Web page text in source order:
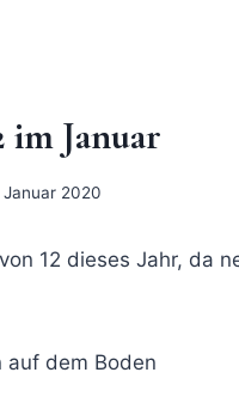
im Januar
Januar 2020
12 dieses Jahr, da